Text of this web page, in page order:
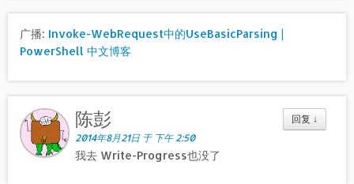
广播: Invoke-WebRequest中的UseBasicParsing |
PowerShell 中文博客
回复 ↓
陈彭
2014年8月21日 于 下午 2:50
我去 Write-Progress也没了